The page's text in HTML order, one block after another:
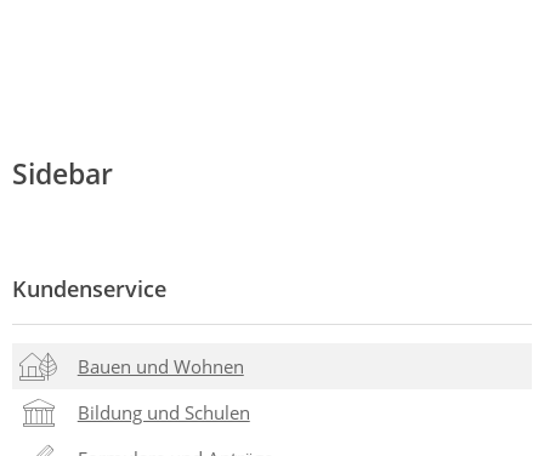
Sidebar
Kundenservice
Bauen und Wohnen
Bildung und Schulen